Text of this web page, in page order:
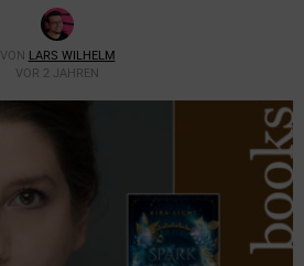
VON LARS WILHELM
VOR 2 JAHREN